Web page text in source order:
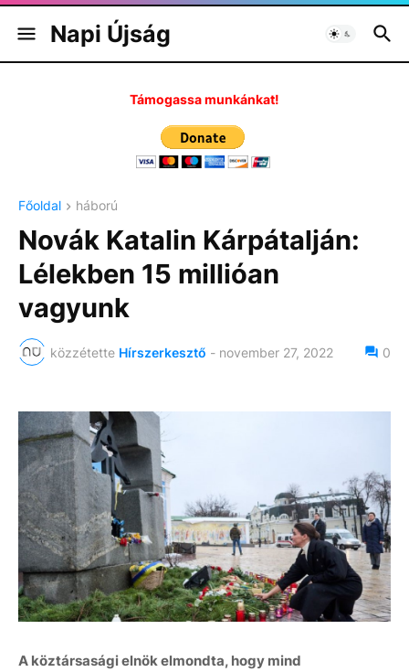
Napi Újság
Támogassa munkánkat!
Főoldal háború
Novák Katalin Kárpátalján:
Lélekben 15 millióan
vagyunk
közzétette Hírszerkesztő - november 27, 2022 0
A köztársasági elnök elmondta, hogy mind